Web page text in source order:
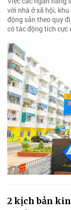
với nhà ở xã hội,
động sản theo quy
có tác động tích cực
2 kịch bản